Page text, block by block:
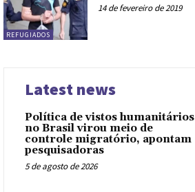
REFUGIADOS
14 de fevereiro de 2019
Latest news
Política de vistos humanitários
no Brasil virou meio de
controle migratório, apontam
pesquisadoras
5 de agosto de 2026